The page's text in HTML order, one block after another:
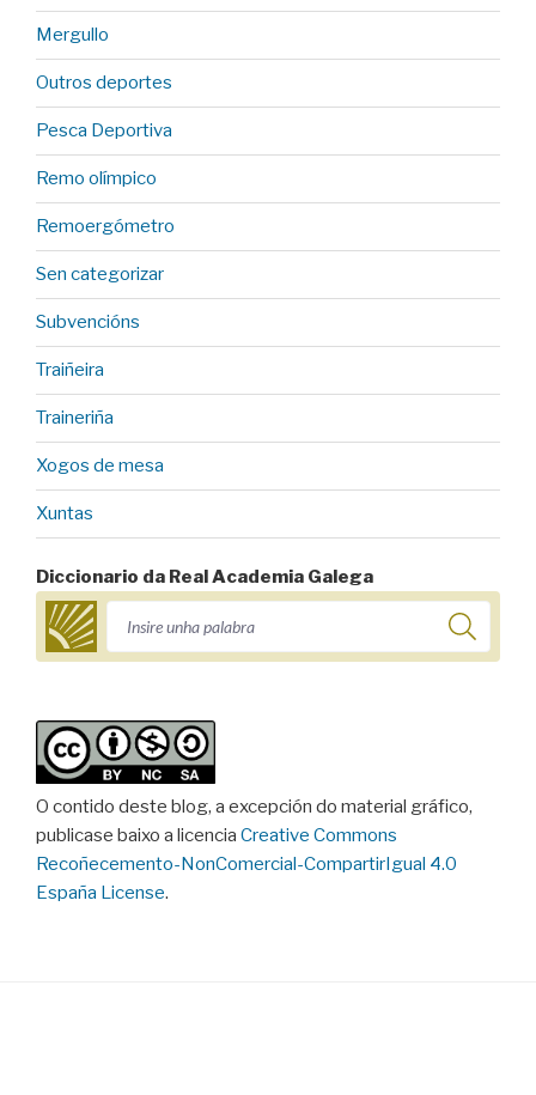
Mergullo
Outros deportes
Pesca Deportiva
Remo olímpico
Remoergómetro
Sen categorizar
Subvencións
Traiñeira
Traineriña
Xogos de mesa
Xuntas
Diccionario da Real Academia Galega
O contido deste blog, a excepción do material gráfico,
publicase baixo a licencia Creative Commons
Recoñecemento-NonComercial-CompartirIgual 4.0
España License.